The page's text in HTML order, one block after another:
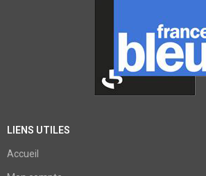
LIENS UTILES
Accueil